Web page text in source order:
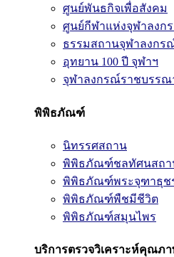
ศูนย์พันธกิจเพื่อสังคม
ศูนย์กีฬาแห่งจุฬาลงก
ธรรมสถานจุฬาลงกร
อุทยาน 100 ปี จุฬาฯ
จุฬาลงกรณ์ราชบรรณ
พิพิธภัณฑ์
นิทรรศสถาน
พิพิธภัณฑ์ชลทัศนสถา
พิพิธภัณฑ์พระจุฑาธุช
พิพิธภัณฑ์พืชมีชีวิต
พิพิธภัณฑ์สมุนไพร
บริการตรวจวิเคราะห์คุณภา